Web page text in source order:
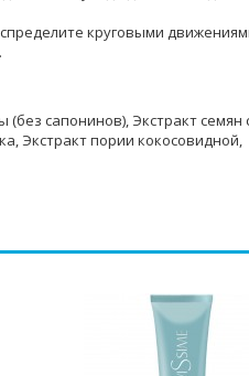
круговыми
сапонинов), Экстракт семян
Экстракт пории кокосовидной,